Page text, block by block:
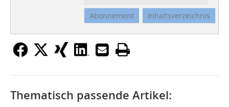
Abonnement Inhaltsverzeichnis
Thematisch passende Artikel: